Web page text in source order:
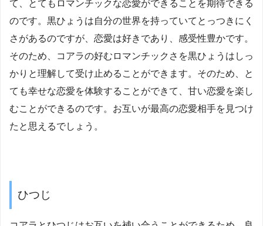
て、とてもロマンチックな恋愛ができることを期待できる
のです。黒ひょうは自分の世界を持っていてとっつきにく
さがあるのですが、恋愛は好きであり、感受性豊かです。
そのため、コアラの好むロマンチックさを黒ひょうはしっ
かりと理解して受け止めることができます。そのため、と
ても幸せな恋愛を体験することができて、甘い恋愛を楽し
むことができるのです。お互いが最高の恋愛相手を見つけ
たと思えるでしょう。
ひつじ